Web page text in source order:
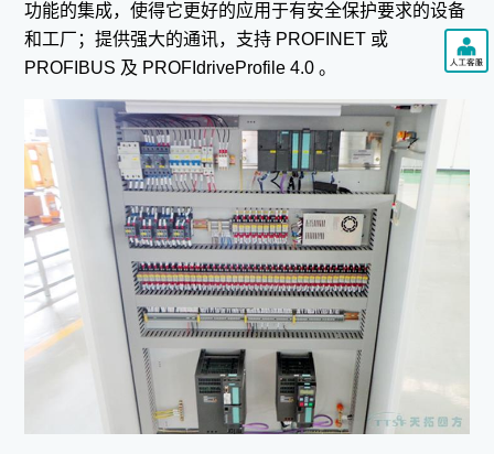
功能的集成，使得它更好的应用于有安全保护要求的设备
和工厂；提供强大的通讯，支持 PROFINET 或
PROFIBUS 及 PROFIdriveProfile 4.0 。